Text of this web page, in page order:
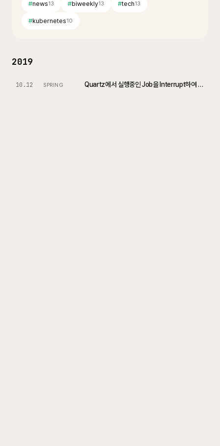
#news13 #biweekly13 #tech13
#kubernetes10
2019
10.12 SPRING Quartz에서 실행중인 Job을 Interrupt하여 Job Scheduler를 정상종료 시키는 방법